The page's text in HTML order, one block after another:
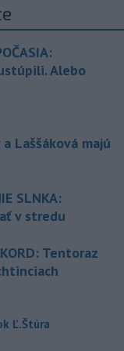
Alebo
Laššáková majú
SLNKA:
v stredu
Tentoraz
Ľ.Štúra